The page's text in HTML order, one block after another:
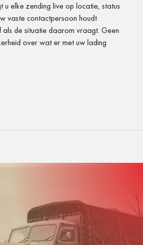
u elke zending live op locatie, status
vaste contactpersoon houdt
de situatie daarom vraagt. Geen
over wat er met uw lading